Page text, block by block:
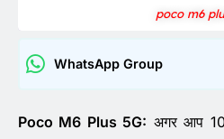
poco m6
WhatsApp Group
Poco M6 Plus 5G: अगर आप